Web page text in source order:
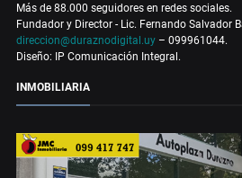
Más de 88.000 seguidores en redes sociales.
Fundador y Director - Lic. Fernando Salvador
direccion@duraznodigital.uy – 099961044.
Diseño: IP Comunicación Integral.
INMOBILIARIA